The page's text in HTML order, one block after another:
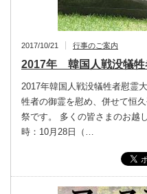
2017/10/21 行事のご案内
2017年 韓国人戦没犠牲
2017年韓国人戦没犠牲者慰霊
牲者の御霊を慰め、併せて恒
祭です。 多くの皆さまのお
時：10月28日（…